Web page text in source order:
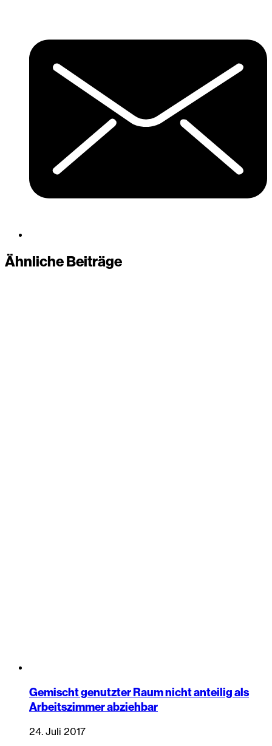
Ähnliche Beiträge
Gemischt genutzter Raum nicht anteilig als
Arbeitszimmer abziehbar
24. Juli 2017